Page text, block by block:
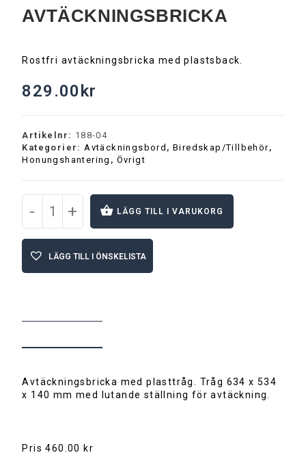
AVTÄCKNINGSBRICKA
Rostfri avtäckningsbricka med plastsback.
829.00 kr
Artikelnr: 188-04
Kategorier:Avtäckningsbord ,Biredskap/Tillbehör,
Honungshantering , Övrigt
- + LÄGG TILL I VARUKORG
e
v
:
LÄGG TILL I ÖNSKELISTA
Avtäckningsbricka med plasttråg. Tråg 634 x 534
x 140 mm med lutande ställning för avtäckning.
Pris 460.00 kr